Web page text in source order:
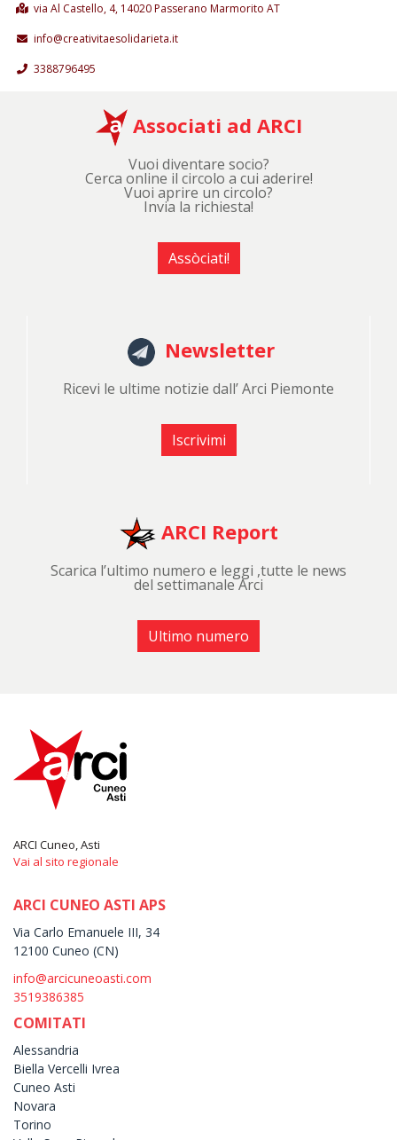
via Al Castello, 4, 14020 Passerano Marmorito AT
info@creativitaesolidarieta.it
3388796495
Associati ad ARCI
Vuoi diventare socio?
Cerca online il circolo a cui aderire!
Vuoi aprire un circolo?
Invia la richiesta!
Assòciati!
Newsletter
Ricevi le ultime notizie dall’ Arci Piemonte
Iscrivimi
ARCI Report
Scarica l’ultimo numero e leggi ,tutte le news
del settimanale Arci
Ultimo numero
ARCI Cuneo, Asti
Vai al sito regionale
ARCI CUNEO ASTI APS
Via Carlo Emanuele III, 34
12100 Cuneo (CN)
info@arcicuneoasti.com
3519386385
COMITATI
Alessandria
Biella Vercelli Ivrea
Cuneo Asti
Novara
Torino